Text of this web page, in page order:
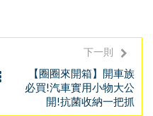
下一則
【圈圈來開箱】開車族
必買!汽車實用小物大公
開!抗菌收納一把抓